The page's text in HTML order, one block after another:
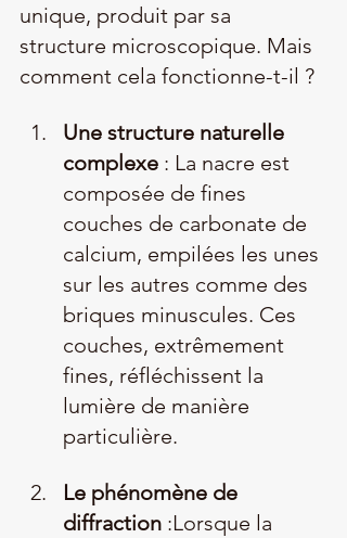
unique, produit par sa
structure microscopique. Mais
comment cela fonctionne-t-il ?
Une structure naturelle
complexe : La nacre est
composée de fines
couches de carbonate de
calcium, empilées les unes
sur les autres comme des
briques minuscules. Ces
couches, extrêmement
fines, réfléchissent la
lumière de manière
particulière.
Le phénomène de
diffraction :Lorsque la